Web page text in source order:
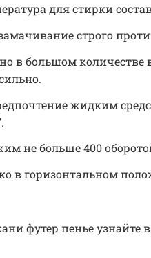
для стирки
строго
в большом количестве
жидким
не больше 400
в горизонтальном
футер пенье узнайте